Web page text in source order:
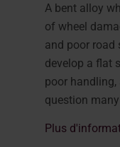
A bent alloy
of wheel
and poor road
develop a flat
poor handling,
question
Plus